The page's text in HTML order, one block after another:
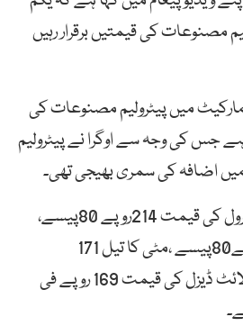
مصنوعات کی قیمتیں برقرار رہیں
میں پیٹرولیم مصنوعات کی
جس کی وجہ سے اوگرا نے پیٹرولیم
اضافہ کی سمری بھیجی تھی۔
اسحاق ڈار نے کہا کہ پیٹرول کی قیمت 214روپے 80پیسے،
ڈیزل کی قیمت 227روپے80پیسے ،مٹی کا تیل 171
روپے83پپسے جب کہ لائٹ ڈیزل کی قیمت 169 روپے فی